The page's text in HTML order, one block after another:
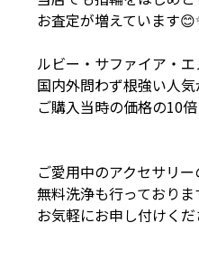
お査定が増えています
ルビー・サファイア・
国内外問わず根強い人気
ご購入当時の価格の10
ご愛用中のアクセサリー
無料洗浄も行っておりま
お気軽にお申し付けくだ